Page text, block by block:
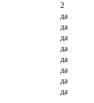
2
да
да
да
да
да
да
да
да